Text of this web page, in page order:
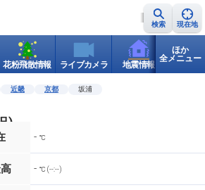
検索 現在地
花粉飛散情報 ライブカメラ 地震情報 世界天
ほか
全メニュー
近畿 京都 坂浦
)
- ℃
- ℃ (--:--)